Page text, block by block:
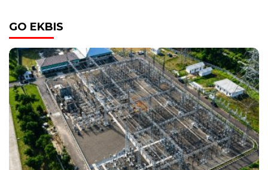
GO EKBIS